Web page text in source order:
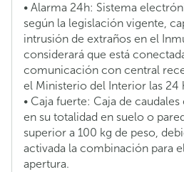
• Alarma 24h: Sistema
según la legislación vigente,
intrusión de extraños en el
considerará que está
comunicación con central
el Ministerio del Interior las 24
• Caja fuerte: Caja de
en su totalidad en suelo o
superior a 100 kg de peso,
activada la combinación para
apertura.